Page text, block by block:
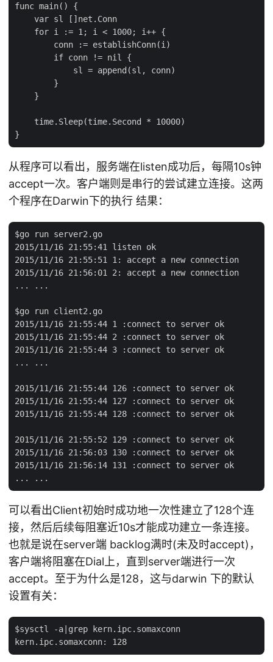
func main() {
    var sl []net.Conn
    for i := 1; i < 1000; i++ {
        conn := establishConn(i)
        if conn != nil {
            sl = append(sl, conn)
        }
    }
    time.Sleep(time.Second * 10000)
从程序可以看出，服务端在listen成功后，每隔10s钟
accept一次。客户端则是串行的尝试建立连接。这两
个程序在Darwin下的执行 结果：
$go run server2.go
2015/11/16 21:55:41 listen ok
2015/11/16 21:55:51 1: accept a new connection
2015/11/16 21:56:01 2: accept a new connection
... ...
$go run client2.go
2015/11/16 21:55:44 1 :connect to server ok
2015/11/16 21:55:44 2 :connect to server ok
2015/11/16 21:55:44 3 :connect to server ok
... ...
2015/11/16 21:55:44 126 :connect to server ok
2015/11/16 21:55:44 127 :connect to server ok
2015/11/16 21:55:44 128 :connect to server ok
2015/11/16 21:55:52 129 :connect to server ok
2015/11/16 21:56:03 130 :connect to server ok
2015/11/16 21:56:14 131 :connect to server ok
可以看出Client初始时成功地一次性建立了128个连
接，然后后续每阻塞近10s才能成功建立一条连接。
也就是说在server端 backlog满时(未及时accept)，
客户端将阻塞在Dial上，直到server端进行一次
accept。至于为什么是128，这与darwin 下的默认
设置有关：
$sysctl -a|grep kern.ipc.somaxconn